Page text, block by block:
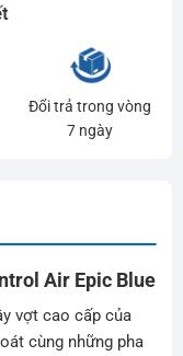
Đổi trả trong vòng
7 ngày
Air Epic Blue
vợt cao cấp của
cùng những pha